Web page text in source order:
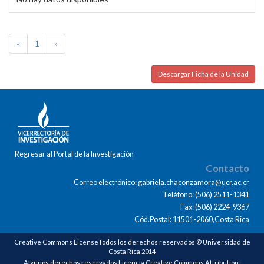
« 1 »
Descargar Ficha de la Unidad
Regresar al Portal de la Investigación
Contacto
Correo electrónico: gabriela.chaconzamora@ucr.ac.cr
Teléfono: (506) 2511-1341
Fax: (506) 2224-9367
Cód.Postal: 11501-2060,Costa Rica
Creative Commons LicenseTodos los derechos reservados © Universidad de
Costa Rica 2014